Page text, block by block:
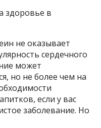
здоровье в
не оказывает
сердечного
может
но не более чем на
если у вас
заболевание. Но